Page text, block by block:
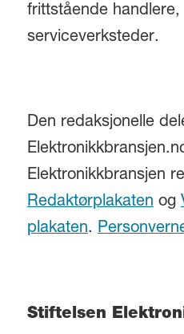
frittstående
serviceverksteder.
Den redaksjonelle
Elektronikkbransjen
Redaktørplakatenog
plakaten.
Stiftelsen